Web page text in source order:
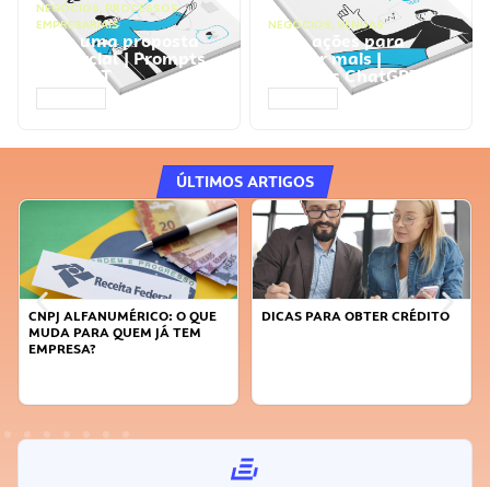
NEGÓCIOS, PROCESSOS
EMPRESARIAIS
Faça uma proposta
comercial | Prompts
ChatGPT
NEGÓCIOS, VENDAS
Faça ações para
vender mais |
Prompts ChatGPT
ÚLTIMOS ARTIGOS
DICAS PARA OBTER CRÉDITO
FAÇA A DIFERENÇA: SEJA